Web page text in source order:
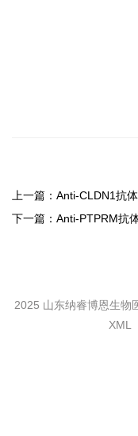
上一篇： Anti-CLDN1抗体
下一篇： Anti-PTPRM抗
2025 山东纳睿博恩生物
XML